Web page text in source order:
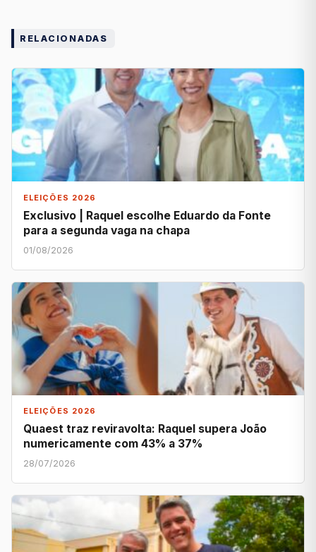
RELACIONADAS
ELEIÇÕES 2026
Exclusivo | Raquel escolhe Eduardo da Fonte
para a segunda vaga na chapa
01/08/2026
ELEIÇÕES 2026
Quaest traz reviravolta: Raquel supera João
numericamente com 43% a 37%
28/07/2026